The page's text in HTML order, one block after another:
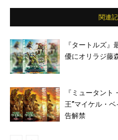
関連
『タートルズ
優にオリラジ藤
『ミュータン
王”マイケル・
告解禁